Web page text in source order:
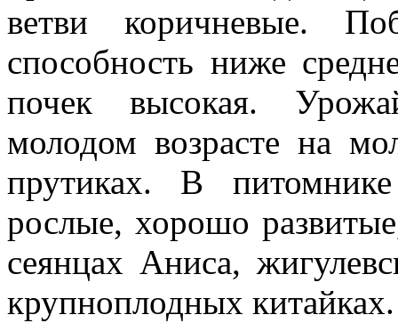
ветви коричневые.
способность ниже
почек высокая.
молодом возрасте на
прутиках. В питомнике
рослые, хорошо
сеянцах Аниса,
крупноплодных китайках.